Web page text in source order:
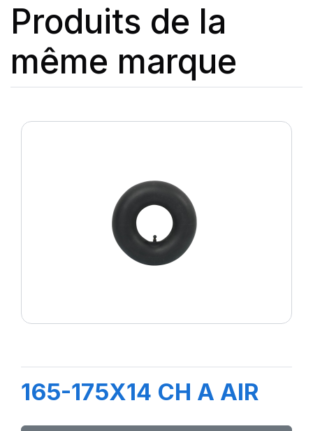
Produits de la
même marque
165-175X14 CH A AIR